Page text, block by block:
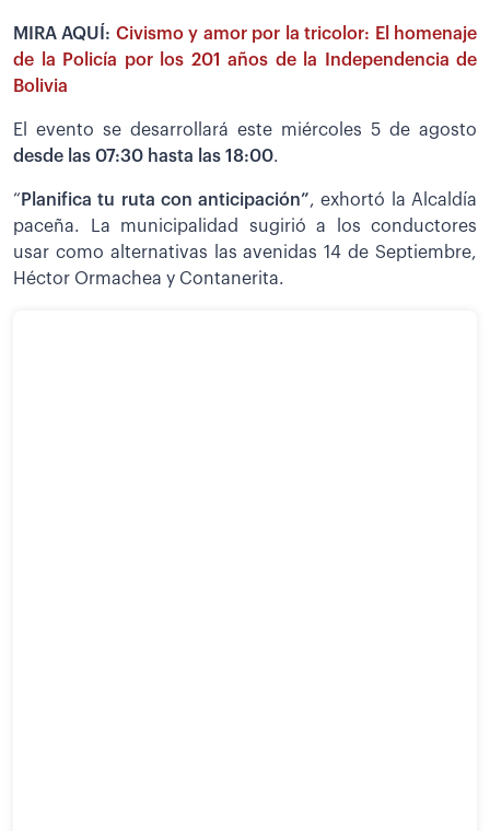
MIRA AQUÍ: Civismo y amor por la tricolor: El homenaje
de la Policía por los 201 años de la Independencia de
Bolivia
El evento se desarrollará este miércoles 5 de agosto
desde las 07:30 hasta las 18:00.
“ Planifica tu ruta con anticipación”, exhortó la Alcaldía
paceña. La municipalidad sugirió a los conductores
usar como alternativas las avenidas 14 de Septiembre,
Héctor Ormachea y Contanerita.